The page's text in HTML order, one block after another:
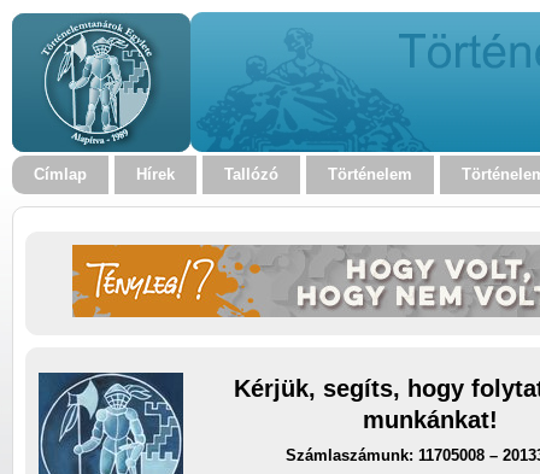
Címlap Hírek Tallózó Történelem
Kérjük, segíts, hogy
munkánkat!
Számlaszámunk: 11705008 –